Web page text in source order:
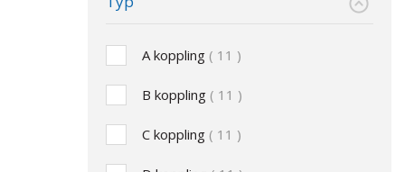
A koppling 11
B koppling 11
C koppling 11